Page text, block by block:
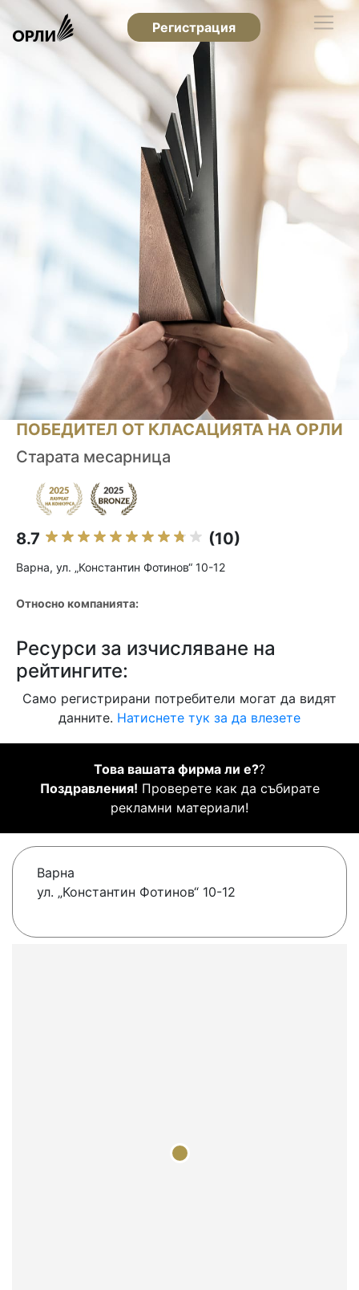
Регистрация
ПОБЕДИТЕЛ ОТ КЛАСАЦИЯТА НА ОРЛИ
Старата месарница
8.7 (10)
Варна, ул. „Константин Фотинов“ 10-12
Относно компанията:
Ресурси за изчисляване на
рейтингите:
Само регистрирани потребители могат да видят
данните. Натиснете тук за да влезете
Това вашата фирма ли е??
Поздравления! Проверете как да събирате
рекламни материали!
Варна
ул. „Константин Фотинов“ 10-12